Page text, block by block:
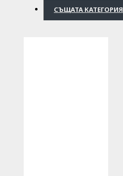
СЪЩАТА КАТЕГОРИЯ